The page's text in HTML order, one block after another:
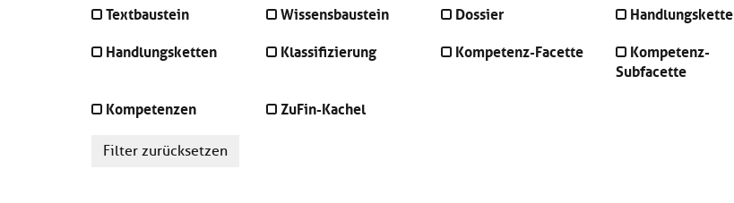
Textbaustein
Wissensbaustein Dossier
Handlungskette
Handlungsketten
Klassifizierung Kompetenz-Facette
Kompetenz-
Subfacette
Kompetenzen
ZuFin-Kachel
Filter zurücksetzen